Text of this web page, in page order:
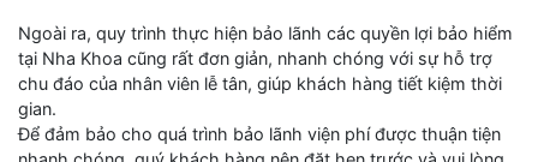
Ngoài ra, quy trình thực hiện bảo lãnh các quyền lợi bảo hiểm
tại Nha Khoa cũng rất đơn giản, nhanh chóng với sự hỗ trợ
chu đáo của nhân viên lễ tân, giúp khách hàng tiết kiệm thời
gian.
Để đảm bảo cho quá trình bảo lãnh viện phí được thuận tiện